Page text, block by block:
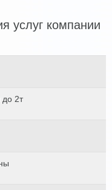
услуг компании
до 2т